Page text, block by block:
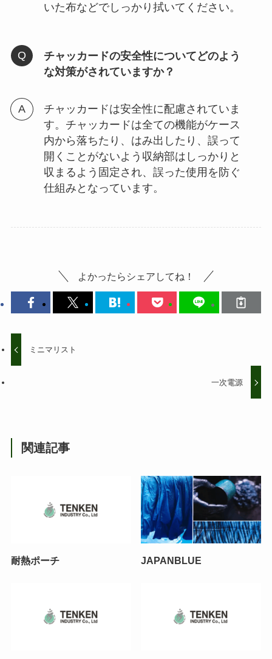
いた布などでしっかり拭いてください。
チャッカードの安全性についてどのよう
な対策がされていますか？
チャッカードは安全性に配慮されていま
す。チャッカードは全ての機能がケース
内から落ちたり、はみ出したり、誤って
開くことがないよう収納部はしっかりと
収まるよう固定され、誤った使用を防ぐ
仕組みとなっています。
よかったらシェアしてね！
ミニマリスト
一次電源
関連記事
耐熱ポーチ JAPANBLUE